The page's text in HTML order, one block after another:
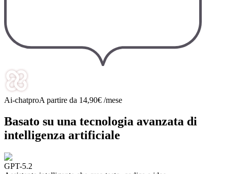
Ai-chatproA partire da 14,90€ /mese
Basato su una tecnologia avanzata di
intelligenza artificiale
GPT-5.2